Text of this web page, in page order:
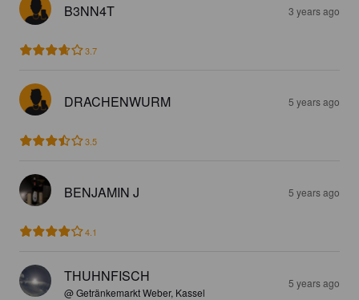
B3NN4T 3 years ago
3.7
DRACHENWURM 5 years ago
3.5
BENJAMIN J 5 years ago
4.1
THUHNFISCH
@ Getränkemarkt Weber, Kassel
5 years ago